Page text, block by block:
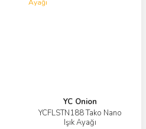
YC Onion
YCFLSTN188 Tako Nano
Işık Ayağı
Görüntüle